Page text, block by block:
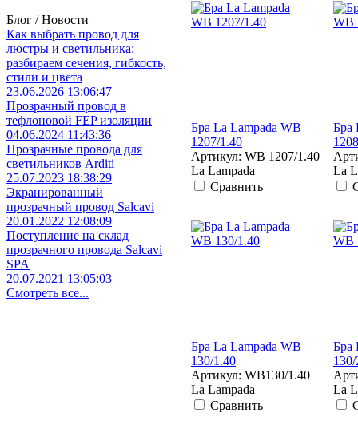
Блог / Новости
Как выбрать провод для
люстры и светильника:
разбираем сечения, гибкость,
стили и цвета
23.06.2026 13:06:47
Прозрачный провод в
тефлоновой FEP изоляции
04.06.2024 11:43:36
Прозрачные провода для
светильников Arditi
25.07.2023 18:38:29
Экранированный
прозрачный провод Salcavi
20.01.2022 12:08:09
Поступление на склад
прозрачного провода Salcavi
SPA
20.07.2021 13:05:03
Смотреть все...
Бра La Lampada WB
1207/1.40
Артикул: WB 1207/1.40
La Lampada
Сравнить
Бра
La
Бра La Lampada WB
130/1.40
Артикул: WB130/1.40
La Lampada
Сравнить
Бра
La